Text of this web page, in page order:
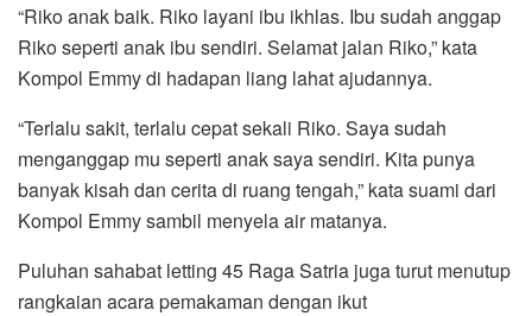
“Riko anak baik. Riko layani ibu ikhlas. Ibu sudah anggap
Riko seperti anak ibu sendiri. Selamat jalan Riko,” kata
Kompol Emmy di hadapan liang lahat ajudannya.
“Terlalu sakit, terlalu cepat sekali Riko. Saya sudah
menganggap mu seperti anak saya sendiri. Kita punya
banyak kisah dan cerita di ruang tengah,” kata suami dari
Kompol Emmy sambil menyela air matanya.
Puluhan sahabat letting 45 Raga Satria juga turut menutup
rangkaian acara pemakaman dengan ikut